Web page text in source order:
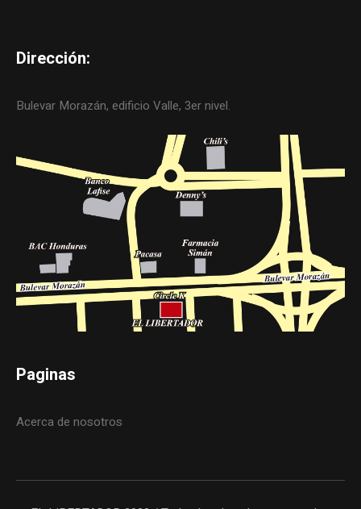
Dirección:
Bulevar Morazán, edificio Valle, 3er nivel.
Paginas
Acerca de nosotros